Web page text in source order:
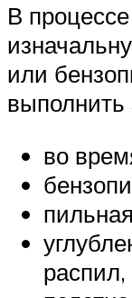
В
или
выполнить
во